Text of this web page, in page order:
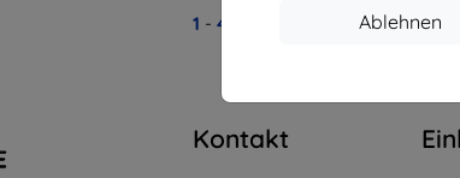
Ablehnen
1 - 4
Kontakt